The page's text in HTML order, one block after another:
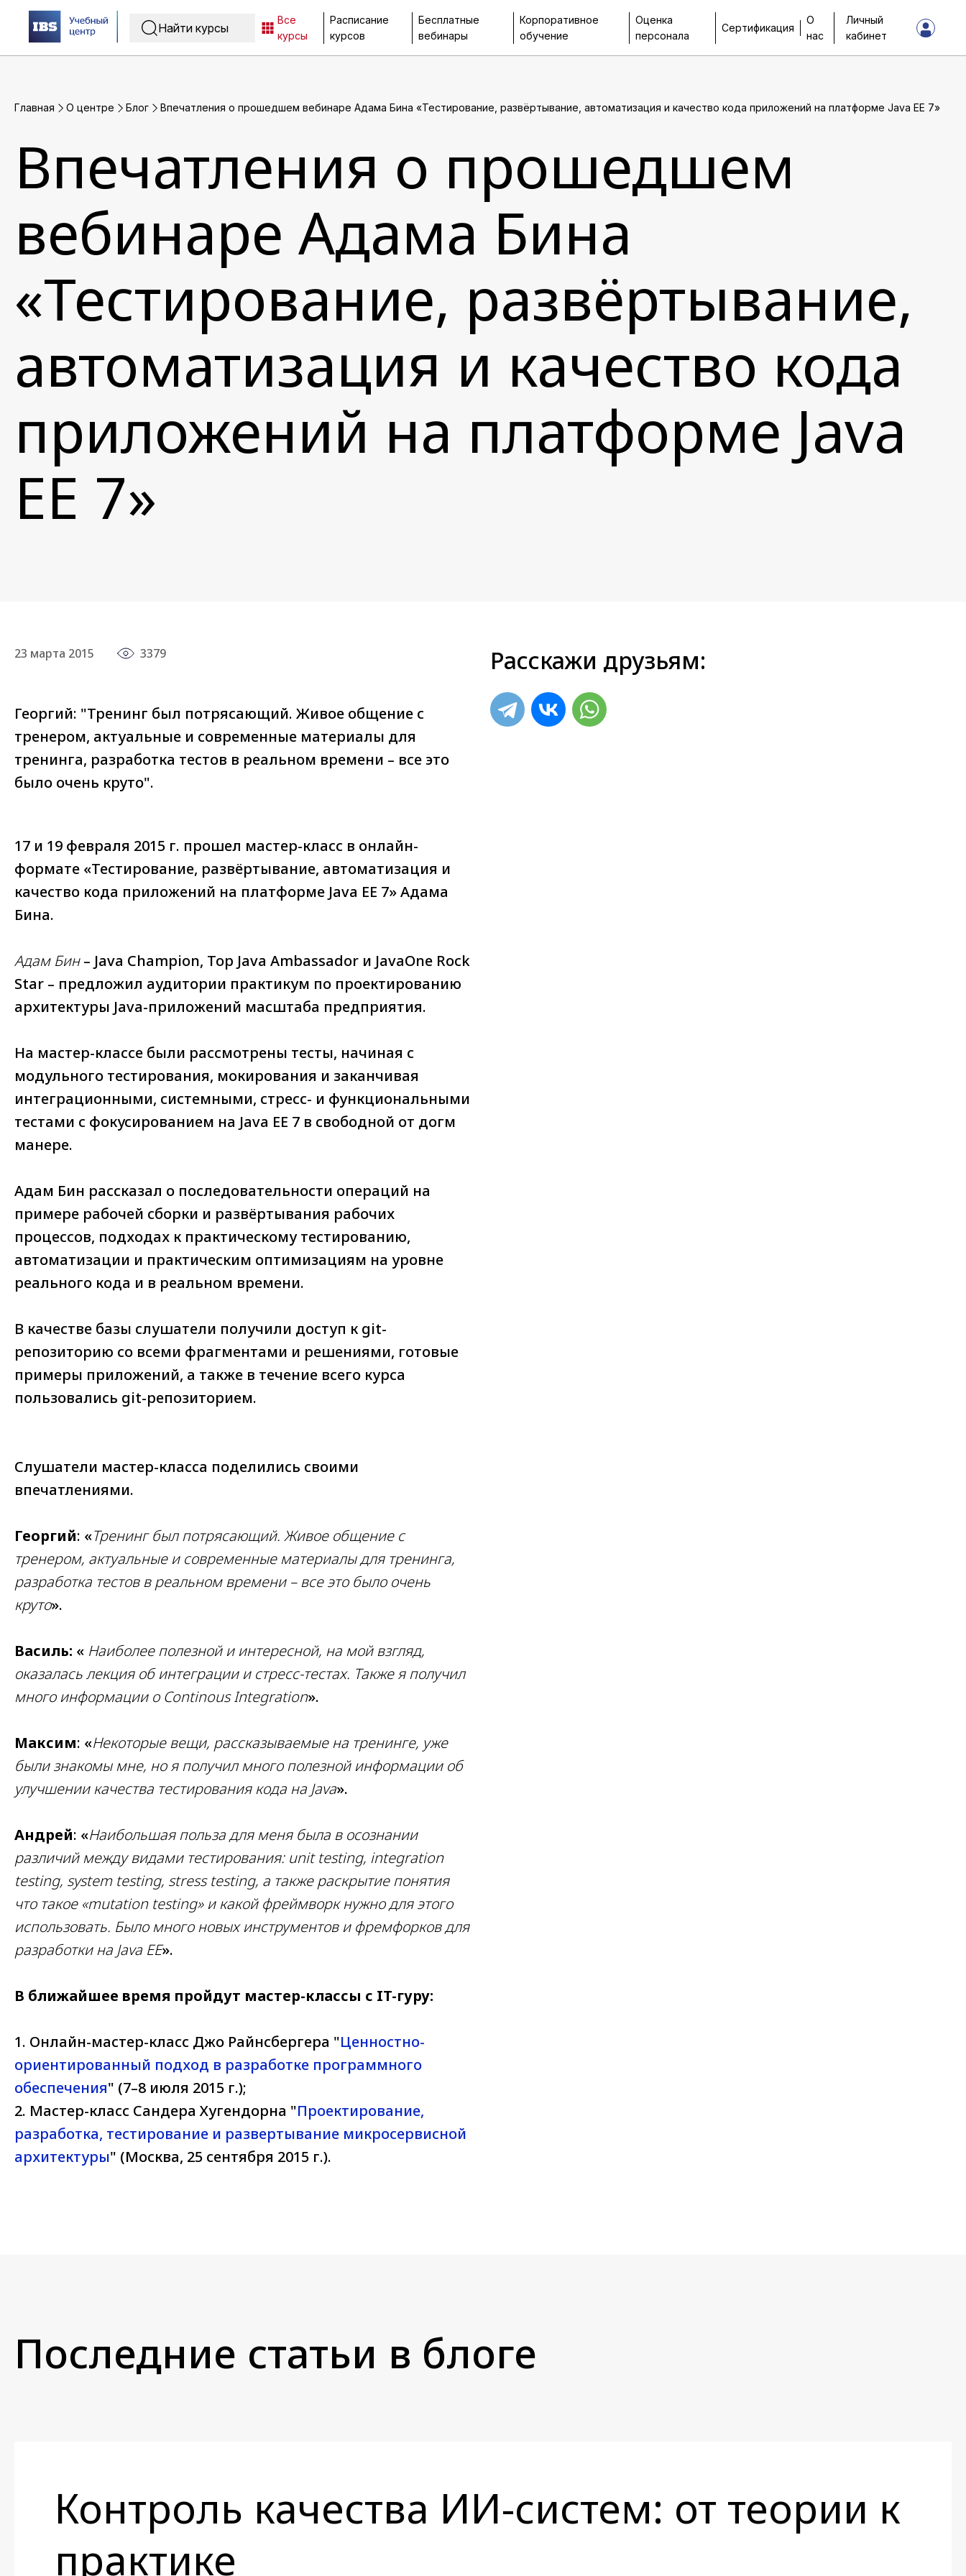
Все
курсы
Расписание
курсов
Бесплатные
вебинары
Корпоративное
обучение
Оценка
персонала
Сертификация
О
нас
Личный
кабинет
Главная O центре Блог Впечатления о прошедшем вебинаре Адама Бина «Тестирование, развёртывание, автоматизация и качество кода приложений на платформе Java EE 7»
Впечатления о прошедшем
вебинаре Адама Бина
«Тестирование, развёртывание,
автоматизация и качество кода
приложений на платформе Java
EE 7»
23 марта 2015 3379
Георгий: "Тренинг был потрясающий. Живое общение с
тренером, актуальные и современные материалы для
тренинга, разработка тестов в реальном времени – все это
было очень круто".
17 и 19 февраля 2015 г. прошел мастер-класс в онлайн-
формате «Тестирование, развёртывание, автоматизация и
качество кода приложений на платформе Java EE 7» Адама
Бина.
Адам Бин– Java Champion, Top Java Ambassador и JavaOne Rock
Star – предложил аудитории практикум по проектированию
архитектуры Java-приложений масштаба предприятия.
На мастер-классе были рассмотрены тесты, начиная с
модульного тестирования, мокирования и заканчивая
интеграционными, системными, стресс- и функциональными
тестами с фокусированием на Java EE 7 в свободной от догм
манере.
Адам Бин рассказал о последовательности операций на
примере рабочей сборки и развёртывания рабочих
процессов, подходах к практическому тестированию,
автоматизации и практическим оптимизациям на уровне
реального кода и в реальном времени.
В качестве базы слушатели получили доступ к git-
репозиторию со всеми фрагментами и решениями, готовые
примеры приложений, а также в течение всего курса
пользовались git-репозиторием.
Слушатели мастер-класса поделились своими
впечатлениями.
Георгий: «Тренинг был потрясающий. Живое общение с
тренером, актуальные и современные материалы для тренинга,
разработка тестов в реальном времени – все это было очень
круто».
Василь: « Наиболее полезной и интересной, на мой взгляд,
оказалась лекция об интеграции и стресс-тестах. Также я получил
много информации о Continous Integration».
Максим: «Некоторые вещи, рассказываемые на тренинге, уже
были знакомы мне, но я получил много полезной информации об
улучшении качества тестирования кода на Java».
Андрей: «Наибольшая польза для меня была в осознании
различий между видами тестирования: unit testing, integration
testing, system testing, stress testing, а также раскрытие понятия
что такое «mutation testing» и какой фреймворк нужно для этого
использовать. Было много новых инструментов и фремфорков для
разработки на Java EE».
В ближайшее время пройдут мастер-классы с IT-гуру:
1. Онлайн-мастер-класс Джо Райнсбергера "Ценностно-
ориентированный подход в разработке программного
обеспечения" (7–8 июля 2015 г.);
2. Мастер-класс Сандера Хугендорна "Проектирование,
разработка, тестирование и развертывание микросервисной
архитектуры" (Москва, 25 сентября 2015 г.).
Расскажи друзьям:
Последние статьи в блоге
Контроль качества ИИ-систем: от теории к
практике